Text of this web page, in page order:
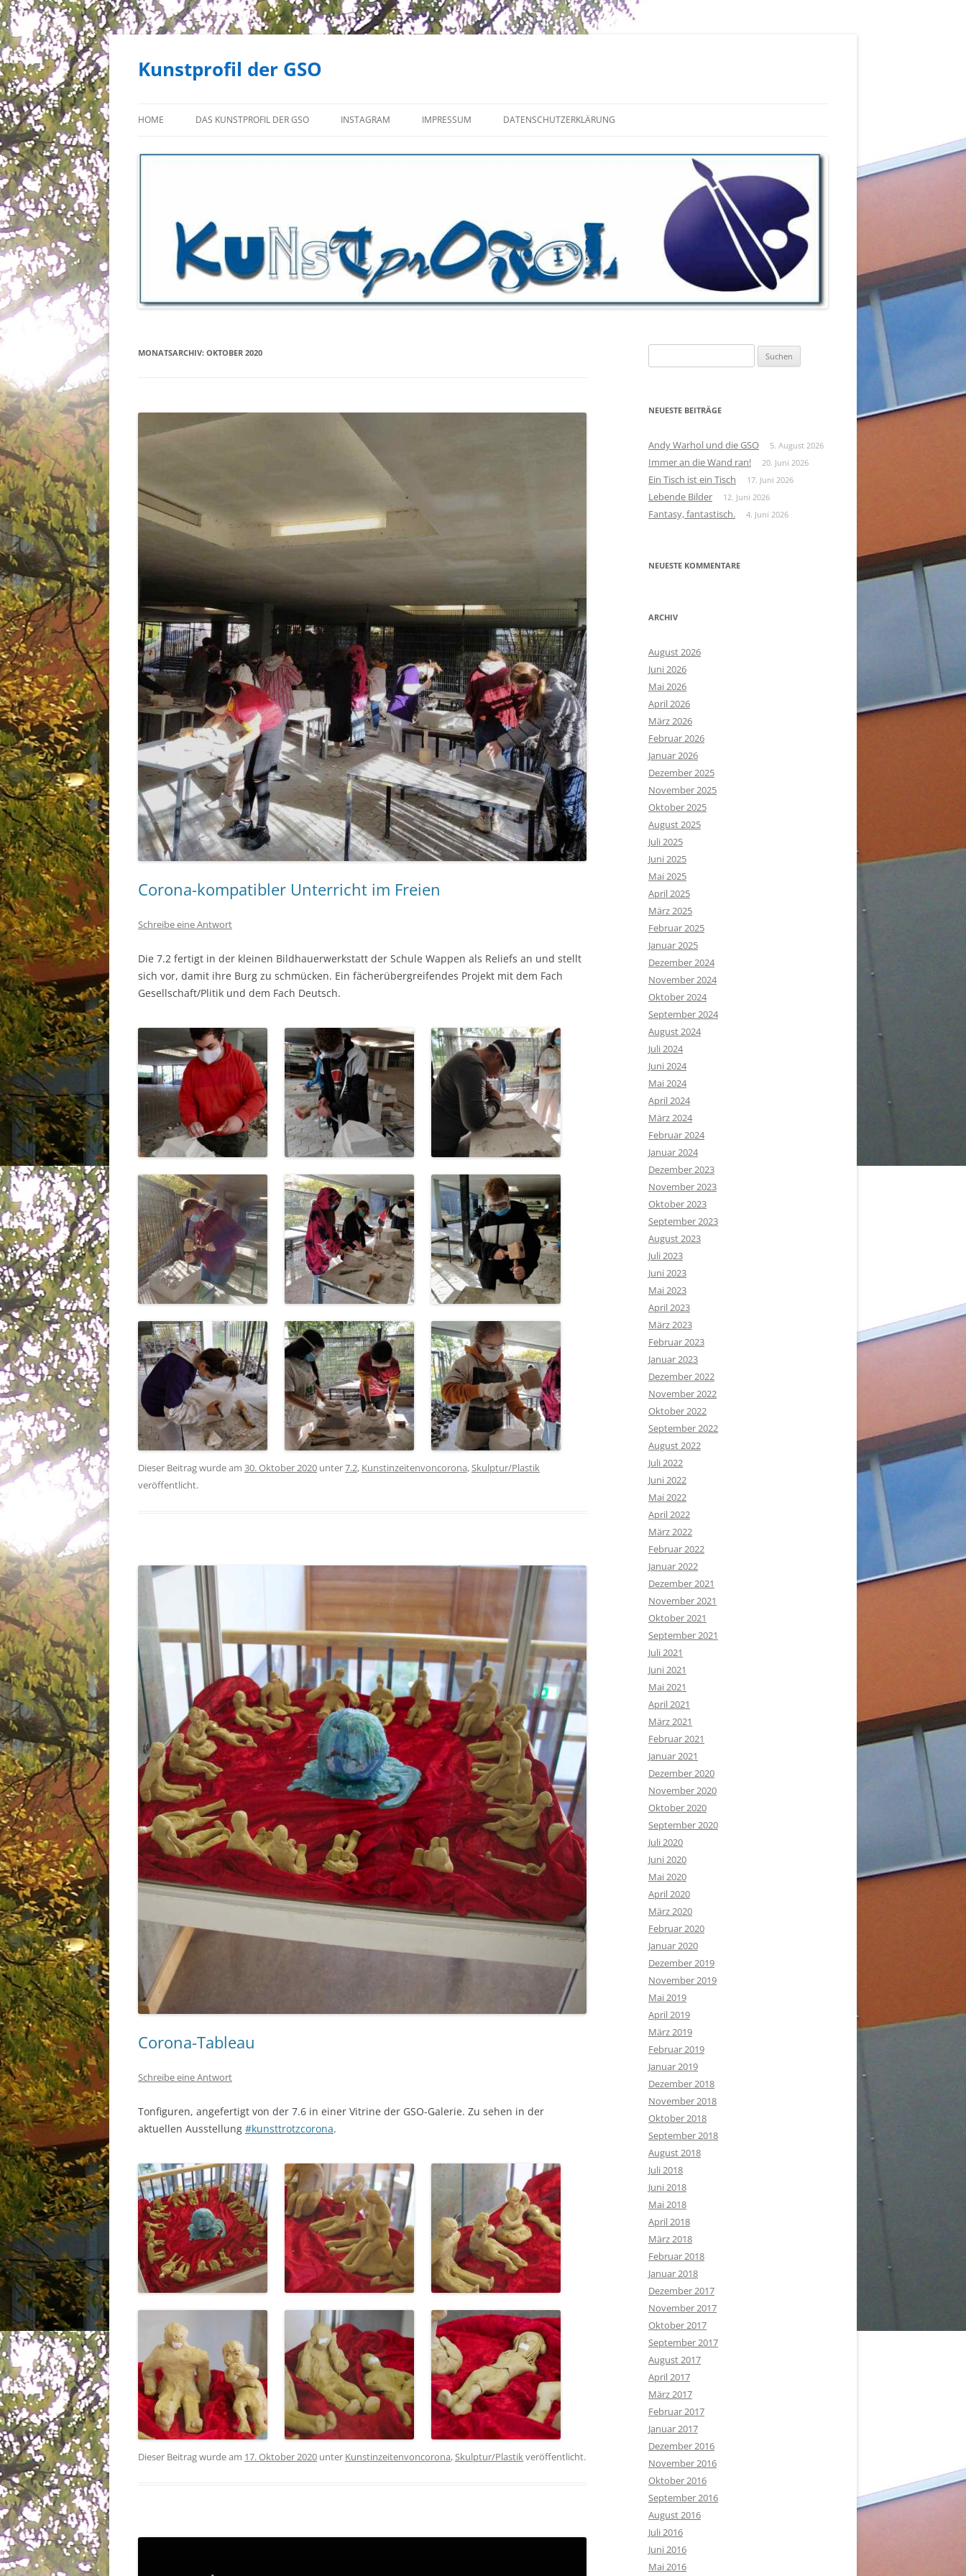
Zum
Kunstprofil der GSO
HOME DAS KUNSTPROFIL DER GSO INSTAGRAM IMPRESSUM DATENSCHUTZERKLÄRUNG
MONATSARCHIV: OKTOBER 2020
Corona-kompatibler Unterricht im Freien
Schreibe eine Antwort
Die 7.2 fertigt in der kleinen Bildhauerwerkstatt der Schule Wappen als Reliefs an und stellt
sich vor, damit ihre Burg zu schmücken. Ein fächerübergreifendes Projekt mit dem Fach
Gesellschaft/Plitik und dem Fach Deutsch.
Dieser Beitrag wurde am 30. Oktober 2020 unter7.2, Kunstinzeitenvoncorona,Skulptur/Plastik
veröffentlicht.
Corona-Tableau
Schreibe eine Antwort
Tonfiguren, angefertigt von der 7.6 in einer Vitrine der GSO-Galerie. Zu sehen in der
aktuellen Ausstellung #kunsttrotzcorona.
Dieser Beitrag wurde am 17. Oktober 2020 unter Kunstinzeitenvoncorona,Skulptur/Plastikveröffentlicht.
nach:
NEUESTE BEITRÄGE
Andy Warhol und die GSO 5. August 2026
Immer an die Wand ran! 20. Juni 2026
Ein Tisch ist ein Tisch 17. Juni 2026
Lebende Bilder 12. Juni 2026
Fantasy, fantastisch. 4. Juni 2026
NEUESTE KOMMENTARE
ARCHIV
August 2026
Juni 2026
Mai 2026
April 2026
März 2026
Februar 2026
Januar 2026
Dezember 2025
November 2025
Oktober 2025
August 2025
Juli 2025
Juni 2025
Mai 2025
April 2025
März 2025
Februar 2025
Januar 2025
Dezember 2024
November 2024
Oktober 2024
September 2024
August 2024
Juli 2024
Juni 2024
Mai 2024
April 2024
März 2024
Februar 2024
Januar 2024
Dezember 2023
November 2023
Oktober 2023
September 2023
August 2023
Juli 2023
Juni 2023
Mai 2023
April 2023
März 2023
Februar 2023
Januar 2023
Dezember 2022
November 2022
Oktober 2022
September 2022
August 2022
Juli 2022
Juni 2022
Mai 2022
April 2022
März 2022
Februar 2022
Januar 2022
Dezember 2021
November 2021
Oktober 2021
September 2021
Juli 2021
Juni 2021
Mai 2021
April 2021
März 2021
Februar 2021
Januar 2021
Dezember 2020
November 2020
Oktober 2020
September 2020
Juli 2020
Juni 2020
Mai 2020
April 2020
März 2020
Februar 2020
Januar 2020
Dezember 2019
November 2019
Mai 2019
April 2019
März 2019
Februar 2019
Januar 2019
Dezember 2018
November 2018
Oktober 2018
September 2018
August 2018
Juli 2018
Juni 2018
Mai 2018
April 2018
März 2018
Februar 2018
Januar 2018
Dezember 2017
November 2017
Oktober 2017
September 2017
August 2017
April 2017
März 2017
Februar 2017
Januar 2017
Dezember 2016
November 2016
Oktober 2016
September 2016
August 2016
Juli 2016
Juni 2016
Mai 2016